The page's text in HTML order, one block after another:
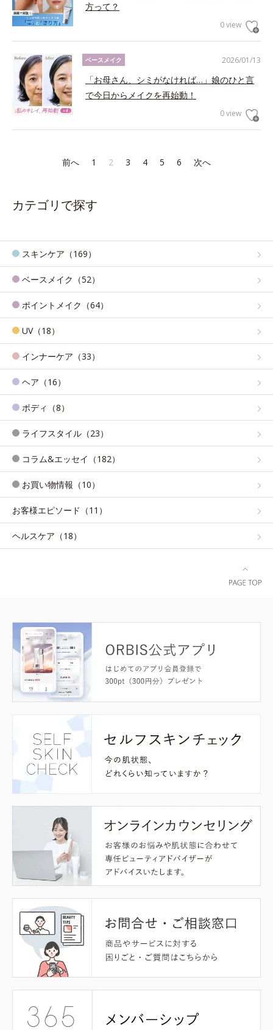
方って？
0 view
2026/01/13
ベースメイク
「お母さん、シミがなければ…」娘のひと言
で今日からメイクを再始動！
0 view
前へ 1 2 3 4 5 6 次へ
カテゴリで探す
スキンケア（169）
ベースメイク（52）
ポイントメイク（64）
UV（18）
インナーケア（33）
ヘア（16）
ボディ（8）
ライフスタイル（23）
コラム&エッセイ（182）
お買い物情報（10）
お客様エピソード（11）
ヘルスケア（18）